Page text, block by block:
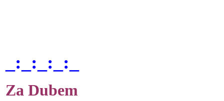
_:_:_:_:_
Za Dubem